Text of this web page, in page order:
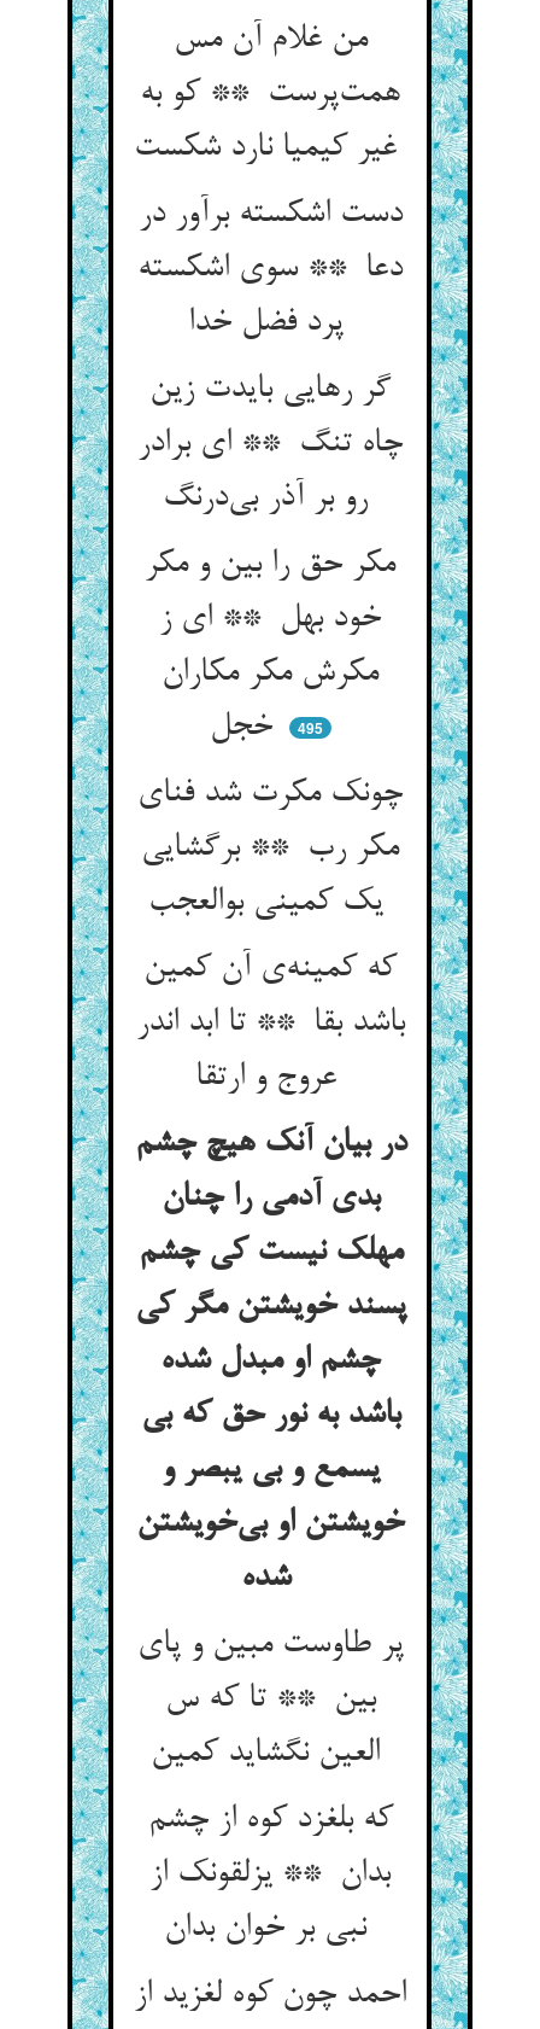
من غلام آن مس
همت‌پرست ** کو به
دست اشکسته برآور در
دعا ** سوی اشکسته
پرد فضل خدا
گر رهایی بایدت زین
چاه تنگ ** ای برادر
مکر حق را بین و مکر
خود بهل ** ای ز
مکرش مکر مکاران
خجل
495
چونک مکرت شد فنای
مکر رب ** برگشایی
یک کمینی بوالعجب
که کمینه‌ی آن کمین
باشد بقا ** تا ابد اندر
عروج و ارتقا
در بیان آنک هیچ چشم
بدی آدمی را چنان
مهلک نیست کی چشم
پسند خویشتن مگر کی
چشم او مبدل شده
باشد به نور حق که بی
یسمع و بی یبصر و
خویشتن او بی‌خویشتن
شده
پر طاوست مبین و پای
بین ** تا که س
که بلغزد کوه از چشم
بدان ** یزلقونک از
نبی بر خوان بدان
احمد چون کوه لغزید از